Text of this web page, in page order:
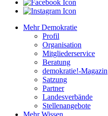
Mehr Demokratie
Profil
Organisation
Mitgliederservice
Beratung
demokratie!-Magazin
Satzung
Partner
Landesverbände
Stellenangebote